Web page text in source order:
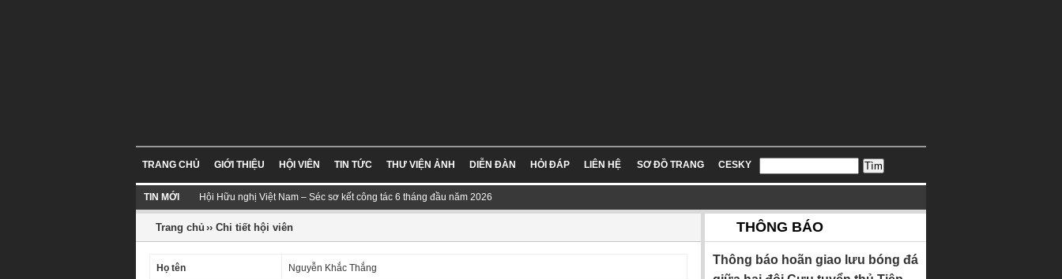
TRANG CHỦ GIỚI THIỆU HỘI VIÊN TIN TỨC THƯ VIỆN ẢNH DIỄN ĐÀN HỎI ĐÁP LIÊN HỆ SƠ ĐỒ TRANG CESKY
TIN MỚI Hội Hữu nghị Việt Nam – Séc sơ kết công tác 6 tháng đầu năm 2026
Trang chủ ›› Chi tiết hội viên
Họ tên Nguyễn Khắc Thắng
THÔNG BÁO
Thông báo hoãn giao lưu bóng đá